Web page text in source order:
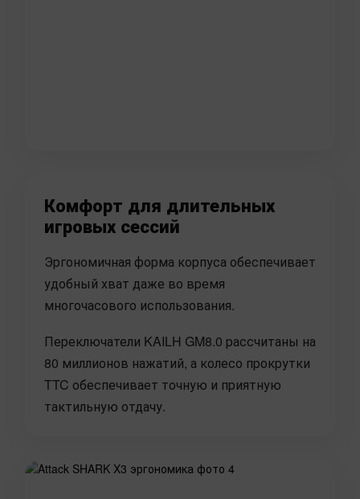
Комфорт для длительных
игровых сессий
Эргономичная форма корпуса обеспечивает
удобный хват даже во время
многочасового использования.
Переключатели KAILH GM8.0 рассчитаны на
80 миллионов нажатий, а колесо прокрутки
TTC обеспечивает точную и приятную
тактильную отдачу.